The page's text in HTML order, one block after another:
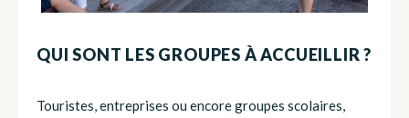
QUI SONT LES GROUPES À ACCUEILLIR ?
Touristes, entreprises ou encore groupes scolaires,